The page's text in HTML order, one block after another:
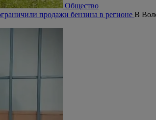
Общество
продажи бензина в регионе В